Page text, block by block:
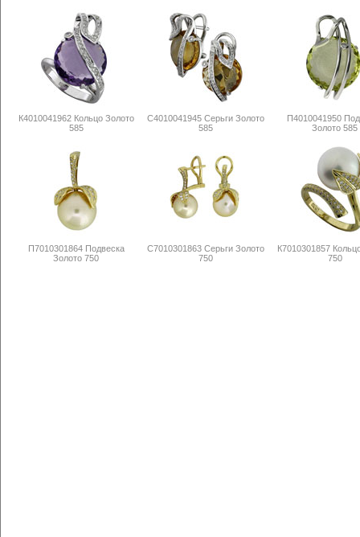
К4010041962 Кольцо Золото
585
С4010041945 Серьги Золото
585
П4010041950
Золото 585
П7010301864 Подвеска
Золото 750
С7010301863 Серьги Золото
750
К7010301857
750